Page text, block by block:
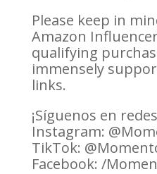
Please keep in
Amazon
qualifying
immensely
links.
¡Síguenos en
Instagram:
TikTok:
Facebook: /